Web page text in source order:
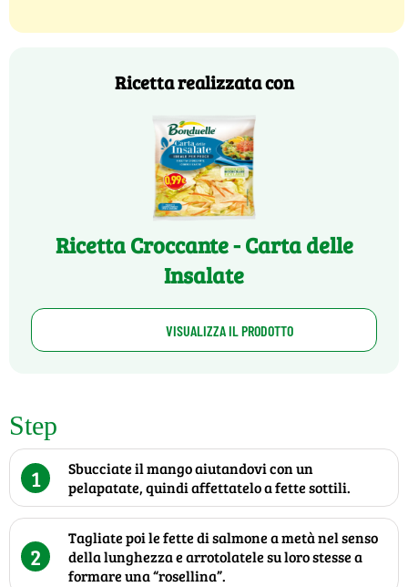
Ricetta realizzata con
Ricetta Croccante - Carta delle
Insalate
VISUALIZZA IL PRODOTTO
Step
1
Sbucciate il mango aiutandovi con un
pelapatate, quindi affettatelo a fette sottili.
2
Tagliate poi le fette di salmone a metà nel senso
della lunghezza e arrotolatele su loro stesse a
formare una “rosellina”.